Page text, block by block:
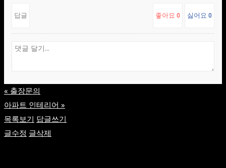
답글 좋아요 0 싫어요 0
« 출장문의
아파트 인테리어 »
목록보기 답글쓰기
글수정 글삭제